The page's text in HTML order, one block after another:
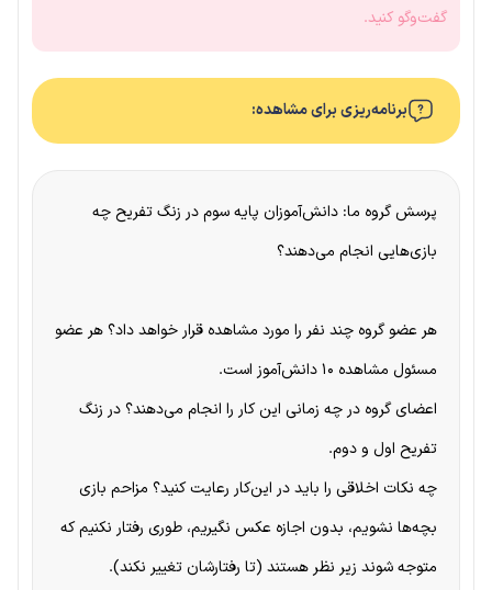
گفت‌وگو کنید.
برنامه‌ریزی برای مشاهده:
پرسش گروه ما: دانش‌آموزان پایه سوم در زنگ تفریح چه
بازی‌هایی انجام می‌دهند؟
هر عضو گروه چند نفر را مورد مشاهده قرار خواهد داد؟ هر عضو
مسئول مشاهده ۱۰ دانش‌آموز است.
اعضای گروه در چه زمانی این کار را انجام می‌دهند؟ در زنگ
تفریح اول و دوم.
چه نکات اخلاقی را باید در این‌کار رعایت کنید؟ مزاحم بازی
بچه‌ها نشویم، بدون اجازه عکس نگیریم، طوری رفتار نکنیم که
متوجه شوند زیر نظر هستند (تا رفتارشان تغییر نکند).